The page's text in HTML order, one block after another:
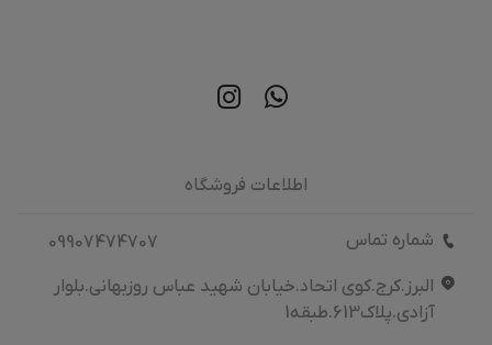
اطلاعات فروشگاه
شماره تماس
09907474707
البرز.کرج.کوی اتحاد.خیابان شهید عباس روزبهانی.بلوار
آزادی.پلاک613.طبقه1